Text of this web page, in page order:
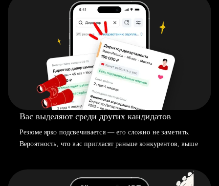
Вас выделяют среди других кандидатов
Резюме ярко подсвечивается — его сложно не заметить.
Вероятность, что вас пригласят раньше конкурентов, выше